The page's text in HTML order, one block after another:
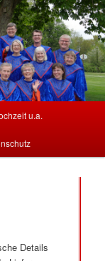
u.a.
Details